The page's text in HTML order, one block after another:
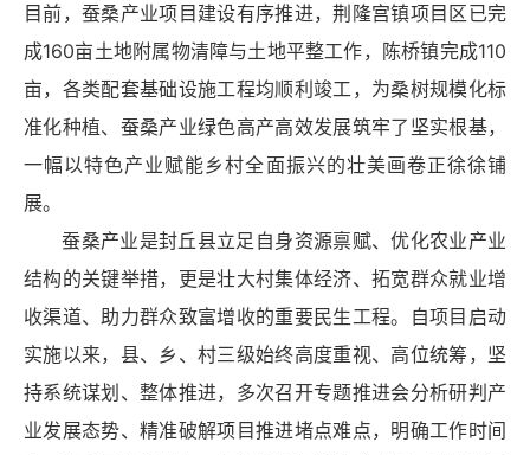
目前，蚕桑产业项目建设有序推进，荆隆宫镇项目区已完
成160亩土地附属物清障与土地平整工作，陈桥镇完成110
亩，各类配套基础设施工程均顺利竣工，为桑树规模化标
准化种植、蚕桑产业绿色高产高效发展筑牢了坚实根基，
一幅以特色产业赋能乡村全面振兴的壮美画卷正徐徐铺
展。
蚕桑产业是封丘县立足自身资源禀赋、优化农业产业
结构的关键举措，更是壮大村集体经济、拓宽群众就业增
收渠道、助力群众致富增收的重要民生工程。自项目启动
实施以来，县、乡、村三级始终高度重视、高位统筹，坚
持系统谋划、整体推进，多次召开专题推进会分析研判产
业发展态势、精准破解项目推进堵点难点，明确工作时间